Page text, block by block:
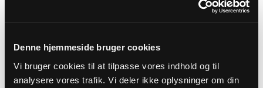
Denne hjemmeside bruger cookies
Vi bruger cookies til at tilpasse vores indhold og til
analysere vores trafik. Vi deler ikke oplysninger om din
E-mail:BRJE@KM.DK
https://www.kirkerneiholstedfoevlingstenderup.dk